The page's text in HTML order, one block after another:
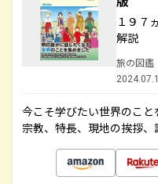
１９７
解説
旅の図鑑
今こそ学びたい世界のこと
宗教、特長、現地の挨拶、